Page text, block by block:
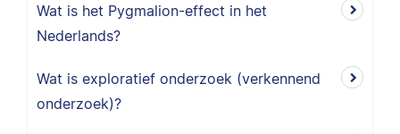
Wat is het Pygmalion-effect in het
Nederlands?
Wat is exploratief onderzoek (verkennend
onderzoek)?